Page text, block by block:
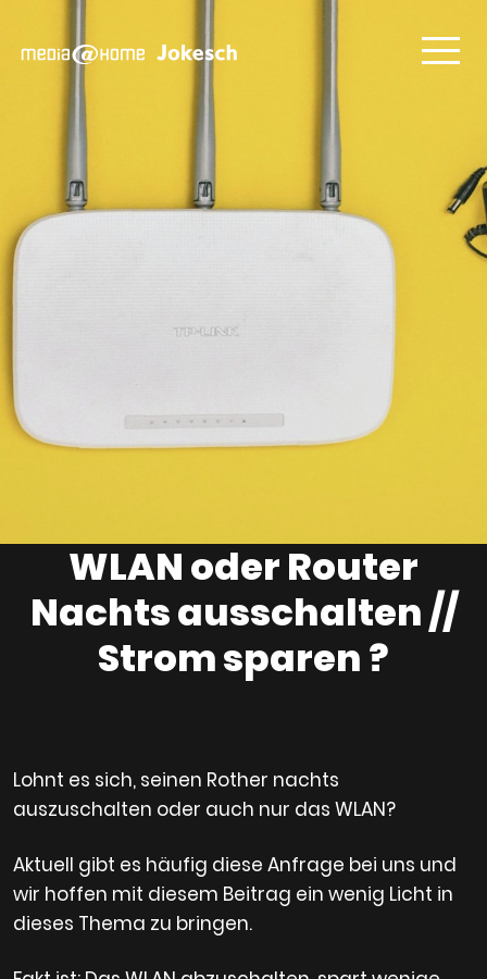
WLAN oder Router
Nachts ausschalten //
Strom sparen ?
Lohnt es sich, seinen Rother nachts
auszuschalten oder auch nur das WLAN?
Aktuell gibt es häufig diese Anfrage bei uns und
wir hoffen mit diesem Beitrag ein wenig Licht in
dieses Thema zu bringen.